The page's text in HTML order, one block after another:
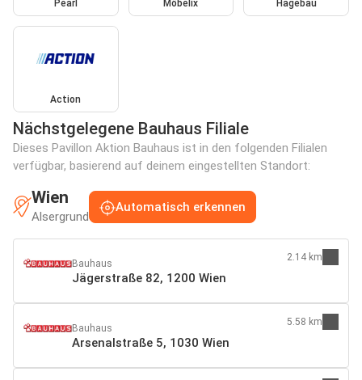
Pearl Möbelix Hagebau
Action
Nächstgelegene Bauhaus Filiale
Dieses Pavillon Aktion Bauhaus ist in den folgenden Filialen
verfügbar, basierend auf deinem eingestellten Standort:
Wien
Alsergrund
Automatisch erkennen
Bauhaus
Jägerstraße 82, 1200 Wien
2.14 km
Bauhaus
Arsenalstraße 5, 1030 Wien
5.58 km